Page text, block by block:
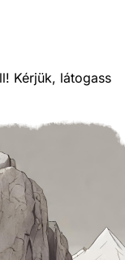
Kérjük, látogass